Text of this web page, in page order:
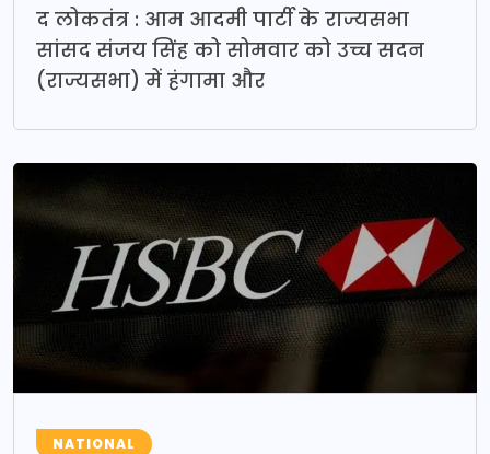
द लोकतंत्र : आम आदमी पार्टी के राज्यसभा
सांसद संजय सिंह को सोमवार को उच्च सदन
(राज्यसभा) में हंगामा और
NATIONAL